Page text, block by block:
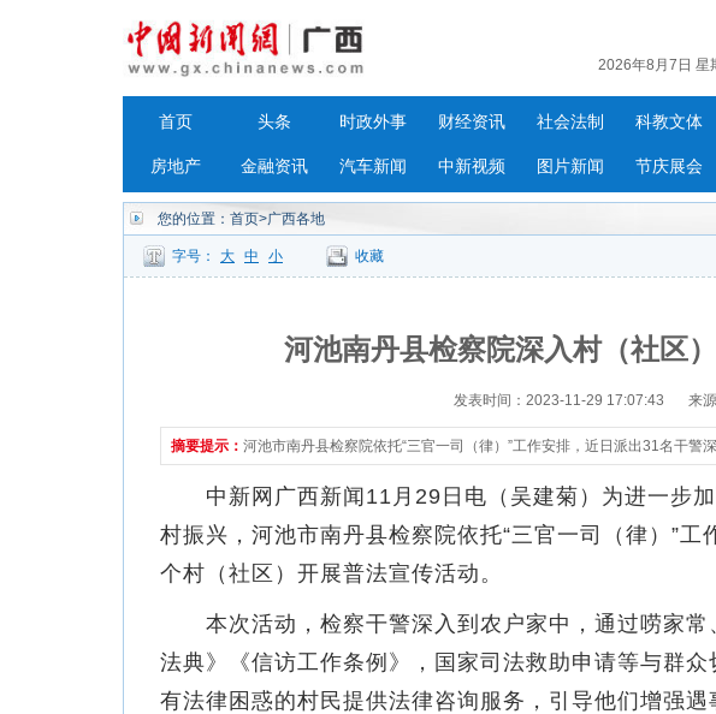
2026年8月7日 星
首页 头条 时政外事 财经资讯 社会法制 科教文体
房地产 金融资讯 汽车新闻 中新视频 图片新闻 节庆展会
您的位置： 首页>广西各地
字号： 大 中 小 收藏
河池南丹县检察院深入村（社区
发表时间：2023-11-29 17:07:43 来
摘要提示： 河池市南丹县检察院依托“三官一司（律）”工作安排，近日派出31名干警
中新网广西新闻11月29日电（吴建菊）为进一步加
村振兴，河池市南丹县检察院依托“三官一司（律）”
个村（社区）开展普法宣传活动。
本次活动，检察干警深入到农户家中，通过唠家常
法典》《信访工作条例》，国家司法救助申请等与群
有法律困惑的村民提供法律咨询服务，引导他们增强